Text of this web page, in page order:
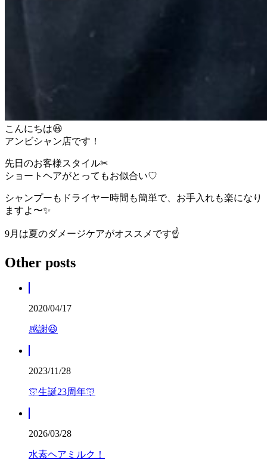
こんにちは😃
アンビシャン店です！
先日のお客様スタイル✂︎
ショートヘアがとってもお似合い♡
シャンプーもドライヤー時間も簡単で、お手入れも楽になり
ますよ〜✨
9月は夏のダメージケアがオススメです☝️
Other posts
2020/04/17
感謝😆
2023/11/28
🎊生誕23周年🎊
2026/03/28
水素ヘアミルク！